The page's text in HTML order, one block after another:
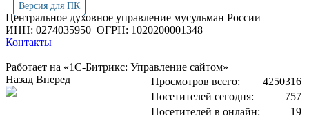
Версия для ПК
Центральное духовное управление мусульман России
ИНН: 0274035950 ОГРН: 1020200001348
Контакты
Работает на «1С-Битрикс: Управление сайтом»
Просмотров всего:
4250316
Посетителей сегодня:
757
Посетителей в онлайн:
19
Назад Вперед